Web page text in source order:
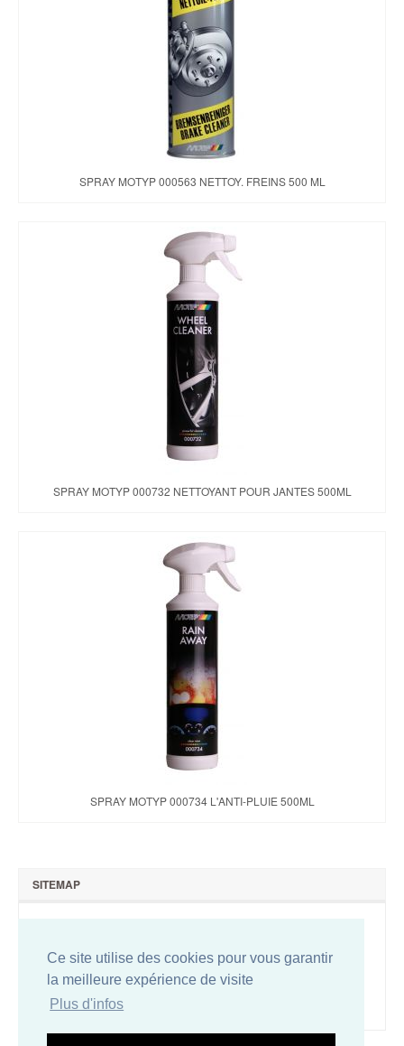
Ce site utilise des cookies pour vous garantir
la meilleure expérience de visite
Plus d'infos
SPRAY MOTYP 000563 NETTOY. FREINS 500 ML
SPRAY MOTYP 000732 NETTOYANT POUR JANTES 500ML
SPRAY MOTYP 000734 L'ANTI-PLUIE 500ML
SITEMAP
Plan du site
Conditions de vente
Mentions légales